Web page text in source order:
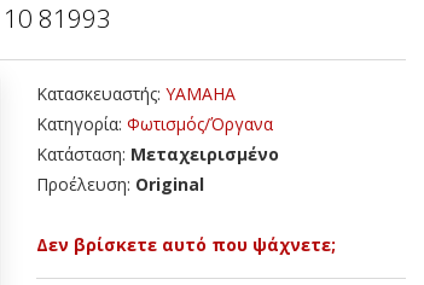
81993
Κατασκευαστής: YAMAHA
Κατηγορία: Φωτισμός/Όργανα
Κατάσταση: Μεταχειρισμένο
Προέλευση: Original
Δεν βρίσκετε αυτό που ψάχνετε;